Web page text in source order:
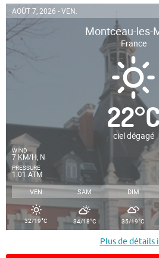
AOÛT 7, 2026 - VEN.
Montceau-les-
France
22°
ciel dégagé
WIND
7 KM/H, N
PRESSURE
1.01 ATM
VEN SAM DIM
32/19°C 34/18°C 35/19°C
Plus de détails